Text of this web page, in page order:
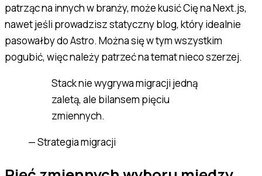
patrząc na innych w branży, może kusić Cię na Next.js,
nawet jeśli prowadzisz statyczny blog, który idealnie
pasowałby do Astro. Można się w tym wszystkim
pogubić, więc należy patrzeć na temat nieco szerzej.
Stack nie wygrywa migracji jedną
zaletą, ale bilansem pięciu
zmiennych.
—Strategia migracji